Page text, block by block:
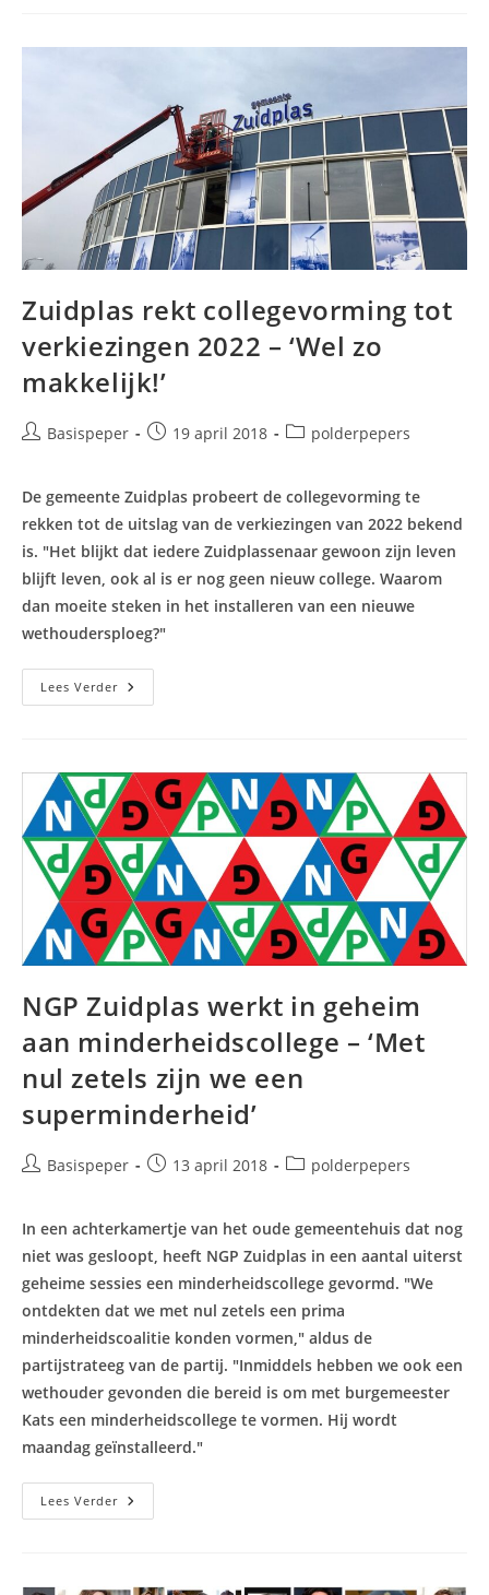
Geen
Dorp!’
Zuidplas rekt collegevorming tot
verkiezingen 2022 – ‘Wel zo
makkelijk!’
BerichtBasispeper
Bericht19 april 2018 Berichtcategorie:
polderpepers
De gemeente Zuidplas probeert de collegevorming te
rekken tot de uitslag van de verkiezingen van 2022 bekend
is. "Het blijkt dat iedere Zuidplassenaar gewoon zijn leven
blijft leven, ook al is er nog geen nieuw college. Waarom
dan moeite steken in het installeren van een nieuwe
wethoudersploeg?"
Lees VerderZuidplas
Rekt
–
‘Wel
Zo
Makkelijk!’
NGP Zuidplas werkt in geheim
aan minderheidscollege – ‘Met
nul zetels zijn we een
superminderheid’
BerichtBasispeper
Bericht13 april 2018 Berichtcategorie:
polderpepers
In een achterkamertje van het oude gemeentehuis dat nog
niet was gesloopt, heeft NGP Zuidplas in een aantal uiterst
geheime sessies een minderheidscollege gevormd. "We
ontdekten dat we met nul zetels een prima
minderheidscoalitie konden vormen," aldus de
partijstrateeg van de partij. "Inmiddels hebben we ook een
wethouder gevonden die bereid is om met burgemeester
Kats een minderheidscollege te vormen. Hij wordt
maandag geïnstalleerd."
Lees VerderNGP
Zuidplas